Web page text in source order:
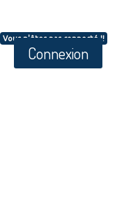
Vous n'êtes pas connecté !!
Connexion